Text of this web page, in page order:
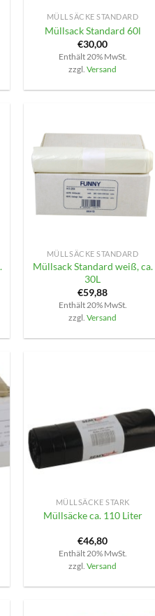
MÜLLSÄCKE STANDARD
Müllsack Standard 60l
€30,00
Enthält 20% MwSt.
zzgl.Versand
MÜLLSÄCKE STANDARD
Müllsack Standard weiß, ca.
30L
€59,88
Enthält 20% MwSt.
zzgl.Versand
MÜLLSÄCKE STARK
Müllsäcke ca. 110 Liter
€46,80
Enthält 20% MwSt.
zzgl.Versand